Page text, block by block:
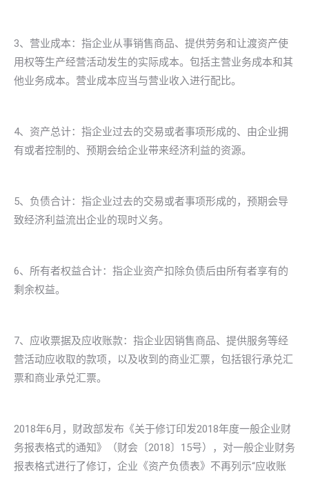
3、营业成本：指企业从事销售商品、提供劳务和让渡资产使
用权等生产经营活动发生的实际成本。包括主营业务成本和其
他业务成本。营业成本应当与营业收入进行配比。
4、资产总计：指企业过去的交易或者事项形成的、由企业拥
有或者控制的、预期会给企业带来经济利益的资源。
5、负债合计：指企业过去的交易或者事项形成的，预期会导
致经济利益流出企业的现时义务。
6、所有者权益合计：指企业资产扣除负债后由所有者享有的
剩余权益。
7、应收票据及应收账款：指企业因销售商品、提供服务等经
营活动应收取的款项，以及收到的商业汇票，包括银行承兑汇
票和商业承兑汇票。
2018年6月，财政部发布《关于修订印发2018年度一般企业财
务报表格式的通知》（财会〔2018〕15号），对一般企业财务
报表格式进行了修订，企业《资产负债表》不再列示“应收账